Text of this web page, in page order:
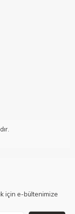
için e-bültenimize